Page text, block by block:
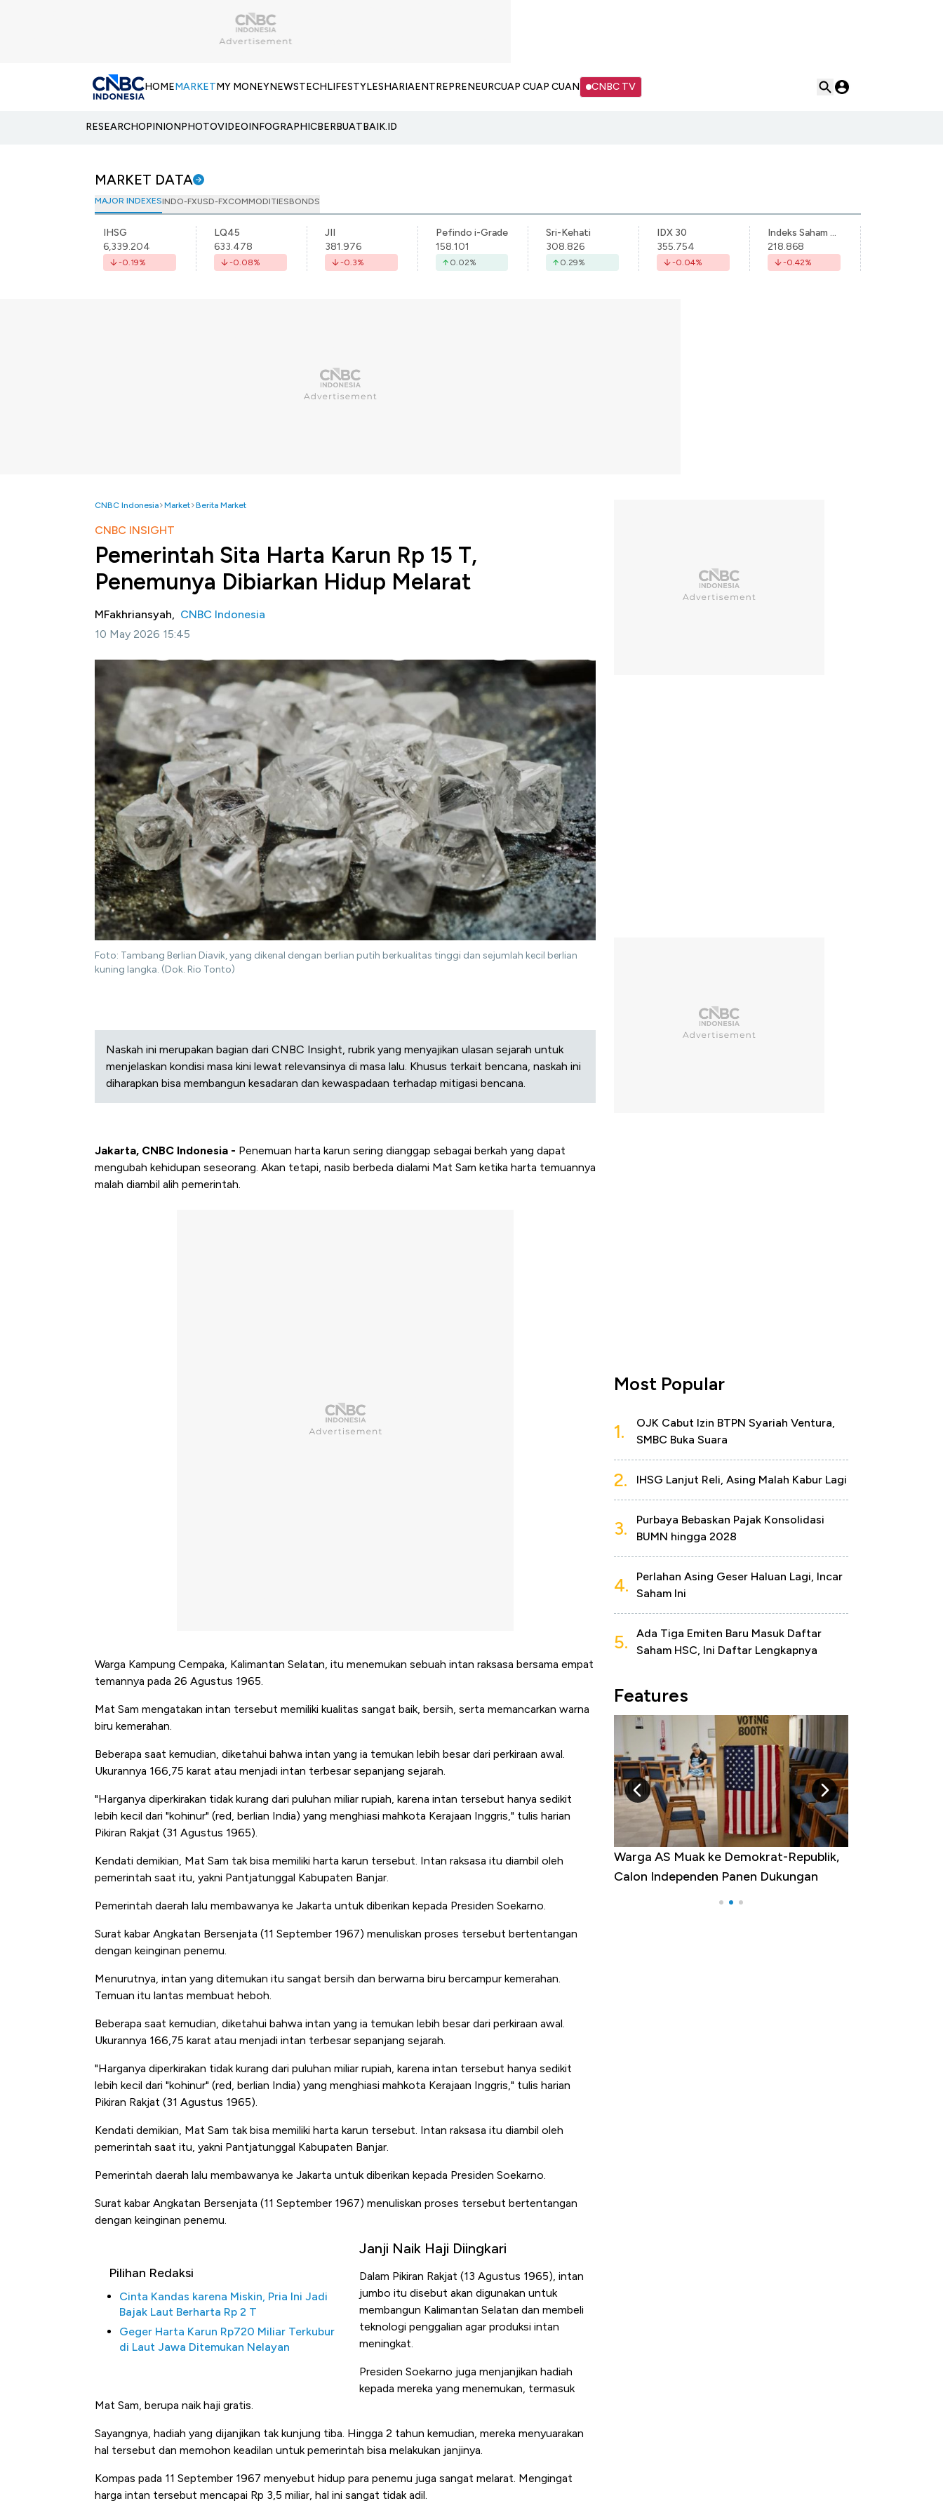
HOMEMARKETMY MONEYNEWSTECHLIFESTYLESHARIAENTREPRENEURCUAP CUAP CUAN CNBC TV
RESEARCHOPINIONPHOTOVIDEOINFOGRAPHICBERBUATBAIK.ID
MARKET DATA
MAJOR INDEXESINDO-FXUSD-FXCOMMODITIESBONDS
IHSG
6,339.204
-0.19%
LQ45
633.478
-0.08%
JII
381.976
-0.3%
Pefindo i-Grade
158.101
0.02%
Sri-Kehati
308.826
0.29%
IDX 30
355.754
-0.04%
Indeks Saham Syariah Indonesia
218.868
-0.42%
CNBC Indonesia Market Berita Market
CNBC INSIGHT
Pemerintah Sita Harta Karun Rp 15 T,
Penemunya Dibiarkan Hidup Melarat
MFakhriansyah, CNBC Indonesia
10 May 2026 15:45
Foto: Tambang Berlian Diavik, yang dikenal dengan berlian putih berkualitas tinggi dan sejumlah kecil berlian
kuning langka. (Dok. Rio Tonto)
Naskah ini merupakan bagian dari CNBC Insight, rubrik yang menyajikan ulasan sejarah untuk
menjelaskan kondisi masa kini lewat relevansinya di masa lalu. Khusus terkait bencana, naskah ini
diharapkan bisa membangun kesadaran dan kewaspadaan terhadap mitigasi bencana.
Jakarta, CNBC Indonesia - Penemuan harta karun sering dianggap sebagai berkah yang dapat
mengubah kehidupan seseorang. Akan tetapi, nasib berbeda dialami Mat Sam ketika harta temuannya
malah diambil alih pemerintah.
Warga Kampung Cempaka, Kalimantan Selatan, itu menemukan sebuah intan raksasa bersama empat
temannya pada 26 Agustus 1965.
Mat Sam mengatakan intan tersebut memiliki kualitas sangat baik, bersih, serta memancarkan warna
biru kemerahan.
Beberapa saat kemudian, diketahui bahwa intan yang ia temukan lebih besar dari perkiraan awal.
Ukurannya 166,75 karat atau menjadi intan terbesar sepanjang sejarah.
"Harganya diperkirakan tidak kurang dari puluhan miliar rupiah, karena intan tersebut hanya sedikit
lebih kecil dari "kohinur" (red, berlian India) yang menghiasi mahkota Kerajaan Inggris," tulis harian
Pikiran Rakjat (31 Agustus 1965).
Kendati demikian, Mat Sam tak bisa memiliki harta karun tersebut. Intan raksasa itu diambil oleh
pemerintah saat itu, yakni Pantjatunggal Kabupaten Banjar.
Pemerintah daerah lalu membawanya ke Jakarta untuk diberikan kepada Presiden Soekarno.
Surat kabar Angkatan Bersenjata (11 September 1967) menuliskan proses tersebut bertentangan
dengan keinginan penemu.
Menurutnya, intan yang ditemukan itu sangat bersih dan berwarna biru bercampur kemerahan.
Temuan itu lantas membuat heboh.
Beberapa saat kemudian, diketahui bahwa intan yang ia temukan lebih besar dari perkiraan awal.
Ukurannya 166,75 karat atau menjadi intan terbesar sepanjang sejarah.
"Harganya diperkirakan tidak kurang dari puluhan miliar rupiah, karena intan tersebut hanya sedikit
lebih kecil dari "kohinur" (red, berlian India) yang menghiasi mahkota Kerajaan Inggris," tulis harian
Pikiran Rakjat (31 Agustus 1965).
Kendati demikian, Mat Sam tak bisa memiliki harta karun tersebut. Intan raksasa itu diambil oleh
pemerintah saat itu, yakni Pantjatunggal Kabupaten Banjar.
Pemerintah daerah lalu membawanya ke Jakarta untuk diberikan kepada Presiden Soekarno.
Surat kabar Angkatan Bersenjata (11 September 1967) menuliskan proses tersebut bertentangan
dengan keinginan penemu.
Pilihan Redaksi
Cinta Kandas karena Miskin, Pria Ini Jadi
Bajak Laut Berharta Rp 2 T
Geger Harta Karun Rp720 Miliar Terkubur
di Laut Jawa Ditemukan Nelayan
Janji Naik Haji Diingkari
Dalam Pikiran Rakjat (13 Agustus 1965), intan
jumbo itu disebut akan digunakan untuk
membangun Kalimantan Selatan dan membeli
teknologi penggalian agar produksi intan
meningkat.
Presiden Soekarno juga menjanjikan hadiah
kepada mereka yang menemukan, termasuk
Mat Sam, berupa naik haji gratis.
Sayangnya, hadiah yang dijanjikan tak kunjung tiba. Hingga 2 tahun kemudian, mereka menyuarakan
hal tersebut dan memohon keadilan untuk pemerintah bisa melakukan janjinya.
Kompas pada 11 September 1967 menyebut hidup para penemu juga sangat melarat. Mengingat
harga intan tersebut mencapai Rp 3,5 miliar, hal ini sangat tidak adil.
Most Popular
1.
OJK Cabut Izin BTPN Syariah Ventura,
SMBC Buka Suara
2. IHSG Lanjut Reli, Asing Malah Kabur Lagi
3.
Purbaya Bebaskan Pajak Konsolidasi
BUMN hingga 2028
4.
Perlahan Asing Geser Haluan Lagi, Incar
Saham Ini
5.
Ada Tiga Emiten Baru Masuk Daftar
Saham HSC, Ini Daftar Lengkapnya
Features
Harga Emas Mengamuk 4% dalam 24
Jam, ke Level Tertinggi 50 Hari!
Warga AS Muak ke Demokrat-Republik,
Calon Independen Panen Dukungan
Tak Perlu Bom Nuklir, Iran Punya Senjata
yang Bikin Dunia Ketar-Ketir